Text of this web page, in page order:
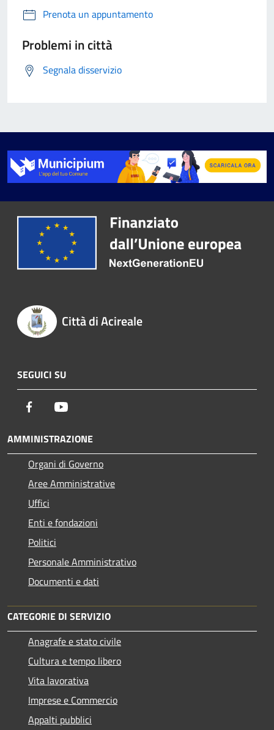
Prenota un appuntamento
Problemi in città
Segnala disservizio
Città di Acireale
SEGUICI SU
Facebook
AMMINISTRAZIONE
Organi di Governo
Aree Amministrative
Uffici
Enti e fondazioni
Politici
Personale Amministrativo
Documenti e dati
CATEGORIE DI SERVIZIO
Anagrafe e stato civile
Cultura e tempo libero
Vita lavorativa
Imprese e Commercio
Appalti pubblici